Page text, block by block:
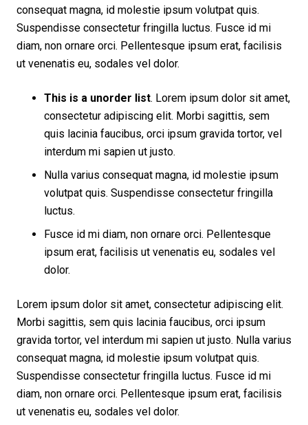
consequat magna, id molestie ipsum volutpat quis.
Suspendisse consectetur fringilla luctus. Fusce id mi
diam, non ornare orci. Pellentesque ipsum erat, facilisis
ut venenatis eu, sodales vel dolor.
This is a unorder list. Lorem ipsum dolor sit amet,
consectetur adipiscing elit. Morbi sagittis, sem
quis lacinia faucibus, orci ipsum gravida tortor, vel
interdum mi sapien ut justo.
Nulla varius consequat magna, id molestie ipsum
volutpat quis. Suspendisse consectetur fringilla
luctus.
Fusce id mi diam, non ornare orci. Pellentesque
ipsum erat, facilisis ut venenatis eu, sodales vel
dolor.
Lorem ipsum dolor sit amet, consectetur adipiscing elit.
Morbi sagittis, sem quis lacinia faucibus, orci ipsum
gravida tortor, vel interdum mi sapien ut justo. Nulla varius
consequat magna, id molestie ipsum volutpat quis.
Suspendisse consectetur fringilla luctus. Fusce id mi
diam, non ornare orci. Pellentesque ipsum erat, facilisis
ut venenatis eu, sodales vel dolor.